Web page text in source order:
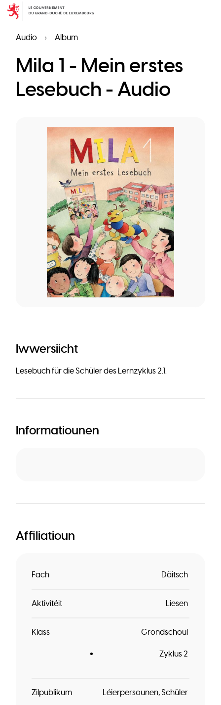
Skip
content
Audio Album
Mila 1 - Mein erstes
Lesebuch - Audio
Iwwersiicht
Lesebuch für die Schüler des Lernzyklus 2.1.
Informatiounen
Affiliatioun
Fach Däitsch
Aktivitéit Liesen
Klass Grondschoul
Zyklus 2
Zilpublikum Léierpersounen Schüler